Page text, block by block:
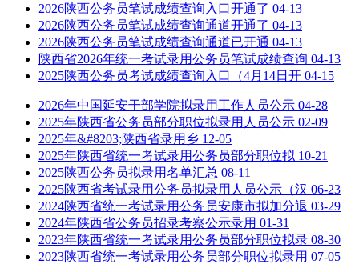
2026陕西公务员笔试成绩查询入口开通了 04-13
2026陕西公务员笔试成绩查询通道开通了 04-13
2026陕西公务员笔试成绩查询通道已开通 04-13
陕西省2026年统一考试录用公务员笔试成绩查询 04-13
2025陕西公务员考试成绩查询入口（4月14日开 04-15
2026年中国延安干部学院拟录用工作人员公示 04-28
2025年陕西省公务员部分职位拟录用人员公示 02-09
2025年&#8203;陕西省录用乡 12-05
2025年陕西省统一考试录用公务员部分职位拟 10-21
2025陕西公务员拟录用名单汇总 08-11
2025陕西省考试录用公务员拟录用人员公示（汉 06-23
2024陕西省统一考试录用公务员安康市拟加分退 03-29
2024年陕西省公务员招录考察公示录用 01-31
2023年陕西省统一考试录用公务员部分职位拟录 08-30
2023陕西省统一考试录用公务员部分职位拟录用 07-05